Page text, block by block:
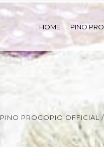
HOME PINO
PINO PROCOPIO OFFICIAL /